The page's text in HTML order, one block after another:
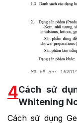
4Cách sử
Whitening
Cách sử dụng